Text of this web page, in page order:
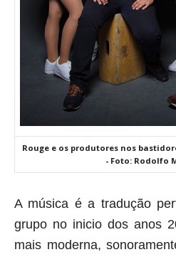
Rouge e os produtores nos
- Foto: Rodolfo
A música é a tradução
grupo no inicio dos anos
mais moderna,